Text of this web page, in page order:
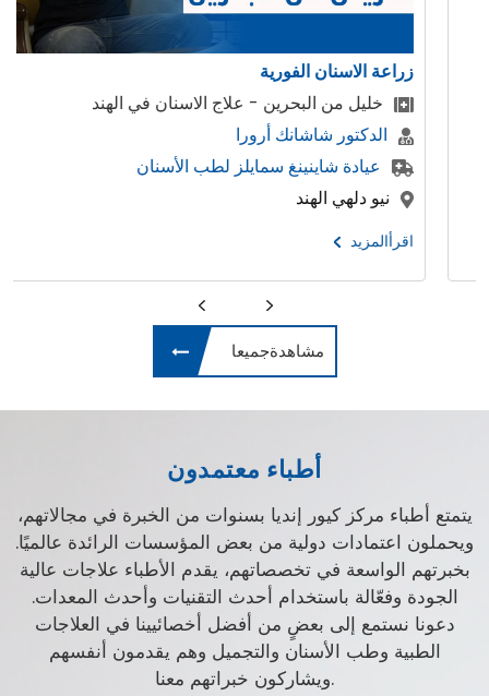
زراعة الاسنان الفورية
خليل من البحرين - علاج الاسنان في الهند
الدكتور شاشانك أرورا
عيادة شاينينغ سمايلز لطب الأسنان
نيو دلهي الهند
اقرأالمزيد
مشاهدةجميعا
أطباء معتمدون
يتمتع أطباء مركز كيور إنديا بسنوات من الخبرة في مجالاتهم،
ويحملون اعتمادات دولية من بعض المؤسسات الرائدة عالميًا.
بخبرتهم الواسعة في تخصصاتهم، يقدم الأطباء علاجات عالية
الجودة وفعّالة باستخدام أحدث التقنيات وأحدث المعدات.
دعونا نستمع إلى بعضٍ من أفضل أخصائيينا في العلاجات
الطبية وطب الأسنان والتجميل وهم يقدمون أنفسهم
ويشاركون خبراتهم معنا.